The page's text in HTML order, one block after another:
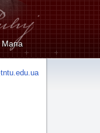
Мапа
tntu.edu.ua